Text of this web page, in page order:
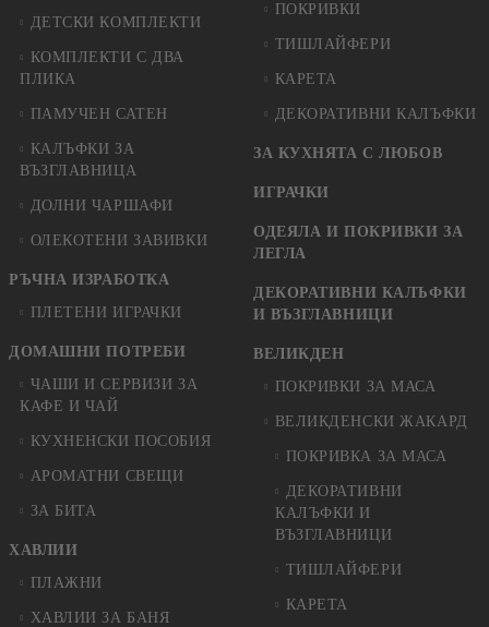
ДЕТСКИ КОМПЛЕКТИ
КОМПЛЕКТИ С ДВА
ПЛИКА
ПАМУЧЕН САТЕН
КАЛЪФКИ ЗА
ВЪЗГЛАВНИЦА
ДОЛНИ ЧАРШАФИ
ОЛЕКОТЕНИ ЗАВИВКИ
РЪЧНА ИЗРАБОТКА
ПЛЕТЕНИ ИГРАЧКИ
ДОМАШНИ ПОТРЕБИ
ЧАШИ И СЕРВИЗИ ЗА
КАФЕ И ЧАЙ
КУХНЕНСКИ ПОСОБИЯ
АРОМАТНИ СВЕЩИ
ЗА БИТА
ХАВЛИИ
ПЛАЖНИ
ХАВЛИИ ЗА БАНЯ
ПОКРИВКИ
ТИШЛАЙФЕРИ
КАРЕТА
ДЕКОРАТИВНИ КАЛЪФКИ
ЗА КУХНЯТА С ЛЮБОВ
ИГРАЧКИ
ОДЕЯЛА И ПОКРИВКИ ЗА
ЛЕГЛА
ДЕКОРАТИВНИ КАЛЪФКИ
И ВЪЗГЛАВНИЦИ
ВЕЛИКДЕН
ПОКРИВКИ ЗА МАСА
ВЕЛИКДЕНСКИ ЖАКАРД
ПОКРИВКА ЗА МАСА
ДЕКОРАТИВНИ
КАЛЪФКИ И
ВЪЗГЛАВНИЦИ
ТИШЛАЙФЕРИ
КАРЕТА